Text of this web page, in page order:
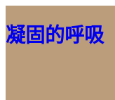
至
凝固的呼吸